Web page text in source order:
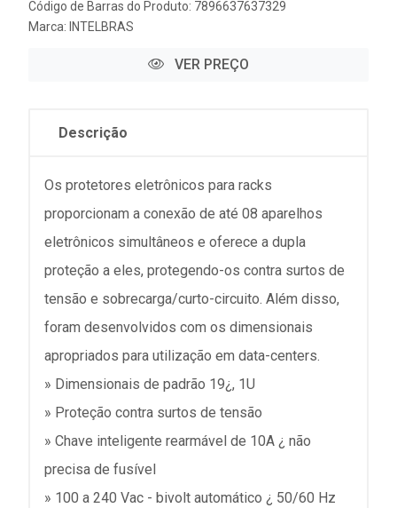
Código de Barras do Produto: 7896637637329
Marca: INTELBRAS
VER PREÇO
Descrição
Os protetores eletrônicos para racks
proporcionam a conexão de até 08 aparelhos
eletrônicos simultâneos e oferece a dupla
proteção a eles, protegendo-os contra surtos de
tensão e sobrecarga/curto-circuito. Além disso,
foram desenvolvidos com os dimensionais
apropriados para utilização em data-centers.
» Dimensionais de padrão 19¿, 1U
» Proteção contra surtos de tensão
» Chave inteligente rearmável de 10A ¿ não
precisa de fusível
» 100 a 240 Vac - bivolt automático ¿ 50/60 Hz